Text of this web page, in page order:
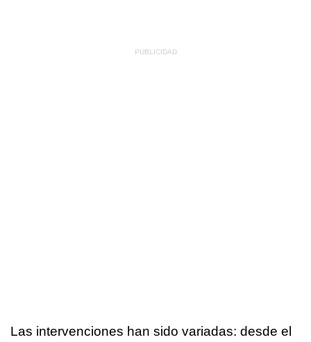
Las intervenciones han sido variadas: desde el